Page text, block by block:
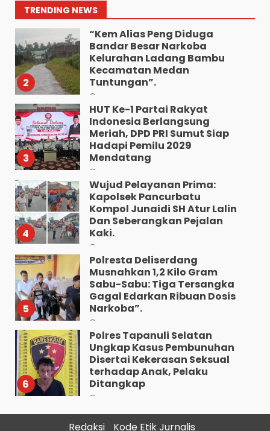
TRENDING NEWS
1 Agustus 9, 2026
2
“Kem Alias Peng Diduga
Bandar Besar Narkoba
Kelurahan Ladang Bambu
Kecamatan Medan
Tuntungan”.
3
HUT Ke-1 Partai Rakyat
Indonesia Berlangsung
Meriah, DPD PRI Sumut Siap
Hadapi Pemilu 2029
Mendatang
4
Wujud Pelayanan Prima:
Kapolsek Pancurbatu
Kompol Junaidi SH Atur Lalin
Dan Seberangkan Pejalan
Kaki.
5
Polresta Deliserdang
Musnahkan 1,2 Kilo Gram
Sabu-Sabu: Tiga Tersangka
Gagal Edarkan Ribuan Dosis
Narkoba”.
6
Polres Tapanuli Selatan
Ungkap Kasus Pembunuhan
Disertai Kekerasan Seksual
terhadap Anak, Pelaku
Ditangkap
Pewarta Polrestabes Medan
Gelar Jumat Barokah,
Redaksi Kode Etik Jurnalis